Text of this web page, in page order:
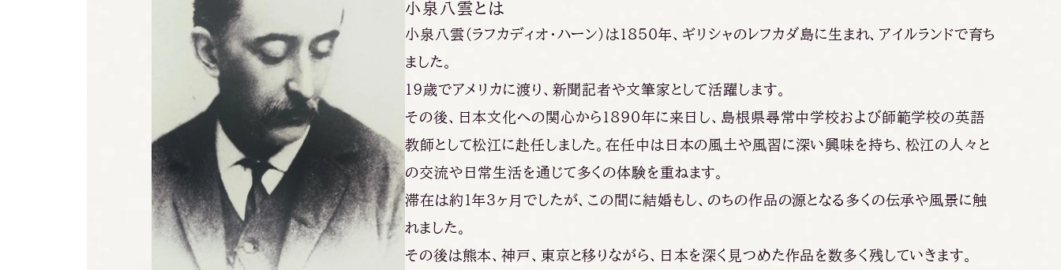
小泉八雲とは
小泉八雲（ラフカディオ・ハーン）は1850年、ギリシャのレフカダ島に生まれ、アイルランドで育ち
ました。
19歳でアメリカに渡り、新聞記者や文筆家として活躍します。
その後、日本文化への関心から1890年に来日し、島根県尋常中学校および師範学校の英語
教師として松江に赴任しました。在任中は日本の風土や風習に深い興味を持ち、松江の人々と
の交流や日常生活を通じて多くの体験を重ねます。
滞在は約1年3ヶ月でしたが、この間に結婚もし、のちの作品の源となる多くの伝承や風景に触
れました。
その後は熊本、神戸、東京と移りながら、日本を深く見つめた作品を数多く残していきます。